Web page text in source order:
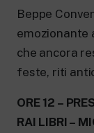
Beppe
emozionante
che ancora
feste, riti
ORE 12 –
RAI LIBRI –